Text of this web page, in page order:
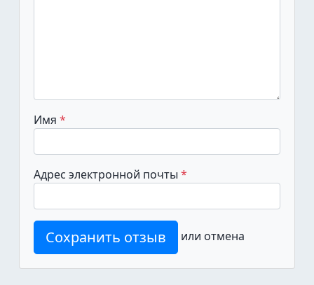
Имя
Адрес электронной почты
Сохранить отзыв или отмена